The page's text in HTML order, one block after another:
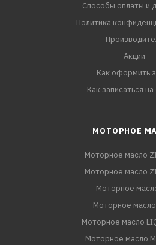
Способы оплаты и
Политика
Акции
Как оформить
Как записаться
МОТОРНОЕ
Моторное масло
Моторное масло
Моторное
Моторное масло
Моторное масло
Моторное масло